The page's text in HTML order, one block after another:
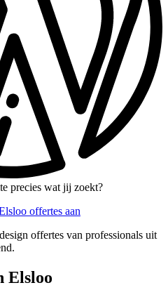
precies wat jij zoekt?
offertes aan
offertes van professionals uit
Elsloo